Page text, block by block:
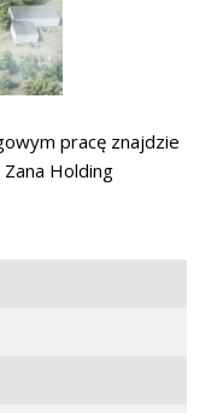
pracę znajdzie
Holding